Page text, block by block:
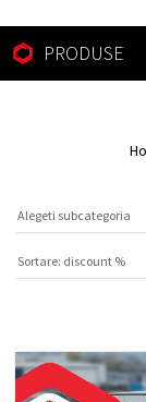
PRODUSE